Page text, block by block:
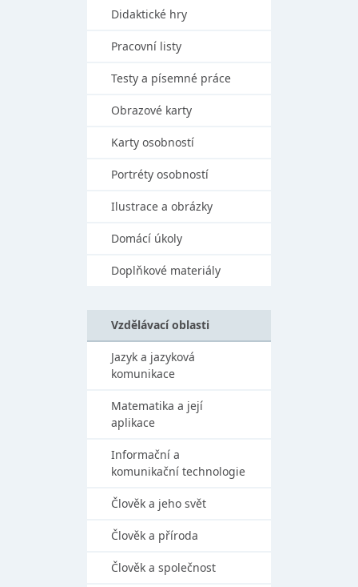
Didaktické hry
Pracovní listy
Testy a písemné práce
Obrazové karty
Karty osobností
Portréty osobností
Ilustrace a obrázky
Domácí úkoly
Doplňkové materiály
Vzdělávací oblasti
Jazyk a jazyková
komunikace
Matematika a její
aplikace
Informační a
komunikační technologie
Člověk a jeho svět
Člověk a příroda
Člověk a společnost